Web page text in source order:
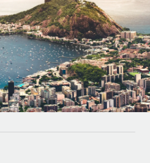
HR in bestehende Abläufe
für dein Team
Lösungen, um Teams zu
und Großunternehmen